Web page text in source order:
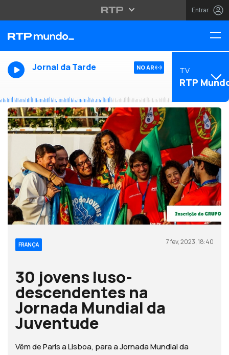
Entrar
Jornal da Tarde NO AR TV
RTP
FRANÇA 7 fev, 2023, 18:40
30 jovens luso-
descendentes na
Jornada Mundial da
Juventude
Vêm de Paris a Lisboa, para a Jornada Mundial da